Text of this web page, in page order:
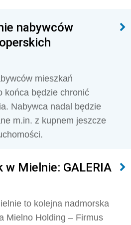
nabywców
mieszkań
końca będzie chronić
Nabywca nadal będzie
m.in. z kupnem jeszcze
w Mielnie: GALERIA
to kolejna nadmorska
Mielno Holding – Firmus